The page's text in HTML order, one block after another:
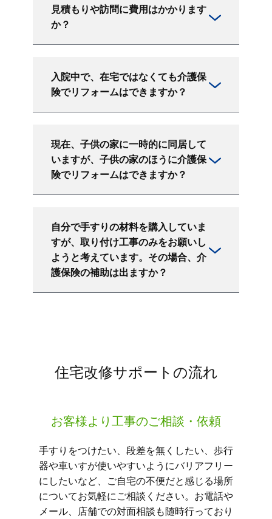
見積もりや訪問に費用はかかります
か？
入院中で、在宅ではなくても介護保
険でリフォームはできますか？
現在、子供の家に一時的に同居して
いますが、子供の家のほうに介護保
険でリフォームはできますか？
自分で手すりの材料を購入していま
すが、取り付け工事のみをお願いし
ようと考えています。その場合、介
護保険の補助は出ますか？
住宅改修サポートの流れ
お客様より工事のご相談・依頼
手すりをつけたい、段差を無くしたい、歩行
器や車いすが使いやすいようにバリアフリー
にしたいなど、ご自宅の不便だと感じる場所
についてお気軽にご相談ください。お電話や
メール、店舗での対面相談も随時行っており